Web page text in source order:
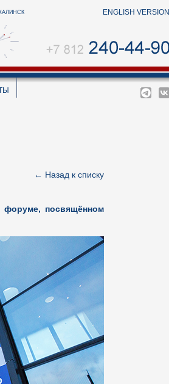
ENGLISH VERSION
← Назад к списку
форуме, посвящённом